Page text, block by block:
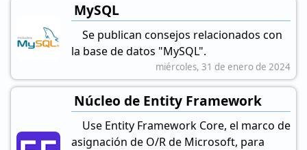
MySQL
Se publican consejos relacionados con
la base de datos "MySQL".
miércoles, 31 de enero de 2024
Núcleo de Entity Framework
Use Entity Framework Core, el marco de
asignación de O/R de Microsoft, para